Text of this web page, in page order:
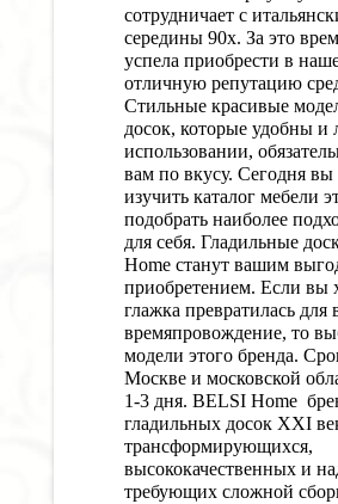
сотрудничает с
середины 90х. За это
успела приобрести в
отличную репутацию
Стильные красивые
досок, которые удобны и
использовании,
вам по вкусу. Сегодня
изучить каталог мебели
подобрать наиболее
для себя. Гладильные
Home станут вашим
приобретением. Если вы
глажка превратилась для
времяпровождение, то
модели этого бренда.
Москве и московской
1-3 дня. BELSI Home
гладильных досок XXI
трансформирующихся,
высококачественных и
требующих сложной